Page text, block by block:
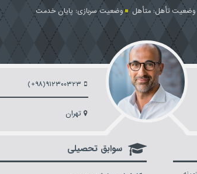
وضعیت تأهل: متأهل وضعیت سربازی: پایان خدمت
(+۹۸)۹۱۲۳۰۰۳۲۳
تهران
سوابق تحصیلی